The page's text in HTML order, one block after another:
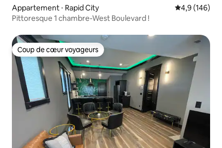
Appartement ⋅ Rapid City Évaluation
4,9 (146)
Pittoresque 1 chambre-West Boulevard !
Coup de cœur voyageurs
Coup de cœur voyageurs